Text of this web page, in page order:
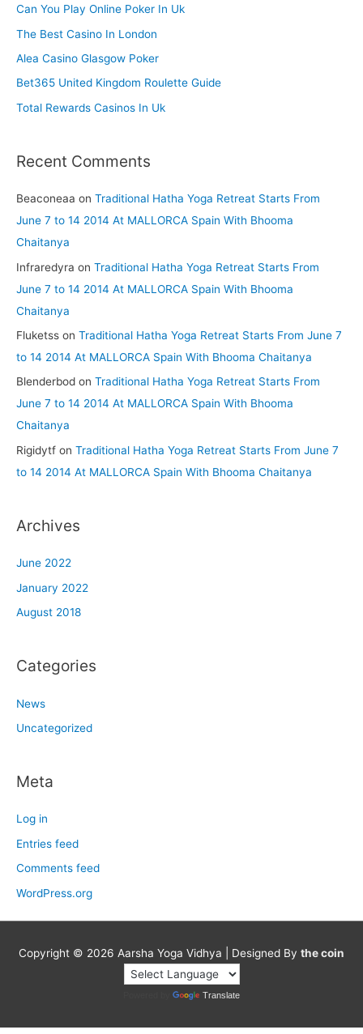
h
f
o
Can You Play Online Poker In Uk
The Best Casino In London
Alea Casino Glasgow Poker
Bet365 United Kingdom Roulette Guide
Total Rewards Casinos In Uk
Recent Comments
Beaconeaa on Traditional Hatha Yoga Retreat Starts From
June 7 to 14 2014 At MALLORCA Spain With Bhooma
Chaitanya
Infraredyra on Traditional Hatha Yoga Retreat Starts From
June 7 to 14 2014 At MALLORCA Spain With Bhooma
Chaitanya
Fluketss on Traditional Hatha Yoga Retreat Starts From June 7
to 14 2014 At MALLORCA Spain With Bhooma Chaitanya
Blenderbod on Traditional Hatha Yoga Retreat Starts From
June 7 to 14 2014 At MALLORCA Spain With Bhooma
Chaitanya
Rigidytf on Traditional Hatha Yoga Retreat Starts From June 7
to 14 2014 At MALLORCA Spain With Bhooma Chaitanya
Archives
June 2022
January 2022
August 2018
Categories
News
Uncategorized
Meta
Log in
Entries feed
Comments feed
WordPress.org
Copyright © 2026 Aarsha Yoga Vidhya | Designed By the coin
Translate